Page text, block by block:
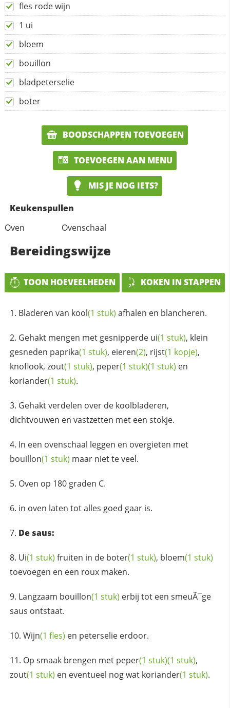
fles rode wijn
1 ui
bloem
bouillon
bladpeterselie
boter
BOODSCHAPPEN TOEVOEGEN
TOEVOEGEN AAN MENU
MIS JE NOG IETS?
Keukenspullen
Oven
Ovenschaal
Bereidingswijze
TOON HOEVEELHEDEN KOKEN IN STAPPEN
Bladeren van kool(1 stuk) afhalen en blancheren.
Gehakt mengen met gesnipperde ui(1 stuk), klein
gesneden paprika(1 stuk), eieren(2), rijst(1 kopje),
knoflook, zout(1 stuk), peper(1 stuk)(1 stuk) en
koriander(1 stuk).
Gehakt verdelen over de koolbladeren,
dichtvouwen en vastzetten met een stokje.
In een ovenschaal leggen en overgieten met
bouillon(1 stuk) maar niet te veel.
Oven op 180 graden C.
in oven laten tot alles goed gaar is.
De saus:
Ui(1 stuk) fruiten in de boter(1 stuk), bloem(1 stuk)
toevoegen en een roux maken.
Langzaam bouillon(1 stuk) erbij tot een smeuÃ¯ge
saus ontstaat.
Wijn(1 fles) en peterselie erdoor.
Op smaak brengen met peper(1 stuk)(1 stuk),
zout(1 stuk) en eventueel nog wat koriander(1 stuk).